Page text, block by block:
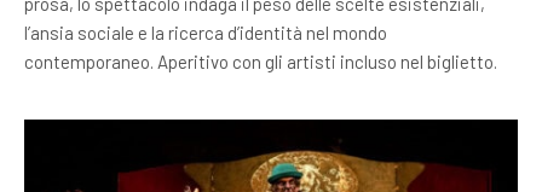
l’ansia sociale e la ricerca d’identità nel mondo
contemporaneo. Aperitivo con gli artisti incluso nel biglietto.